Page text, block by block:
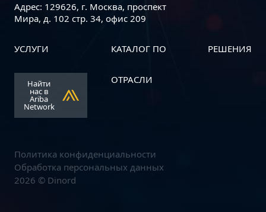
начале стратегического
партнерства
Адрес: 129626, г. Москва, проспект
Мира, д. 102 стр. 34, офис 209
УСЛУГИ КАТАЛОГ ПО РЕШЕНИЯ
ОТРАСЛИ
Найти
нас в
Ariba
Network
2026 © Dinord
Политика конфиденциальности
Обработка персональных данных